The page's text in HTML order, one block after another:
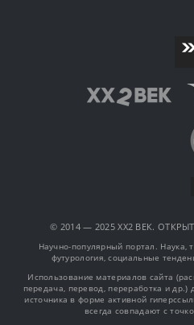
© 2014 — 2025 XX2 ВЕК.
Научно-популярный портал. Наука,
футурология, социальные
Использование материалов сайта
передача, перевод, переработка и др.)
источника в форме активной
всегда совпадают с